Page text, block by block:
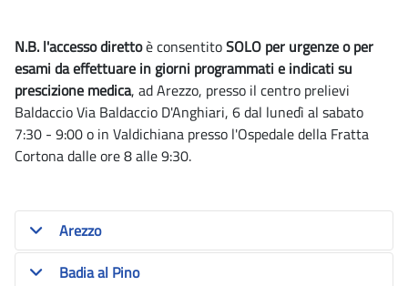
N.B. l'accesso direttoè consentitoSOLO per urgenze o per
esami da effettuare in giorni programmati e indicati su
prescizione medica, ad Arezzo, presso il centro prelievi
Baldaccio Via Baldaccio D'Anghiari, 6 dal lunedì al sabato
7:30 - 9:00 o in Valdichiana presso l'Ospedale della Fratta
Cortona dalle ore 8 alle 9:30.
Arezzo
Badia al Pino